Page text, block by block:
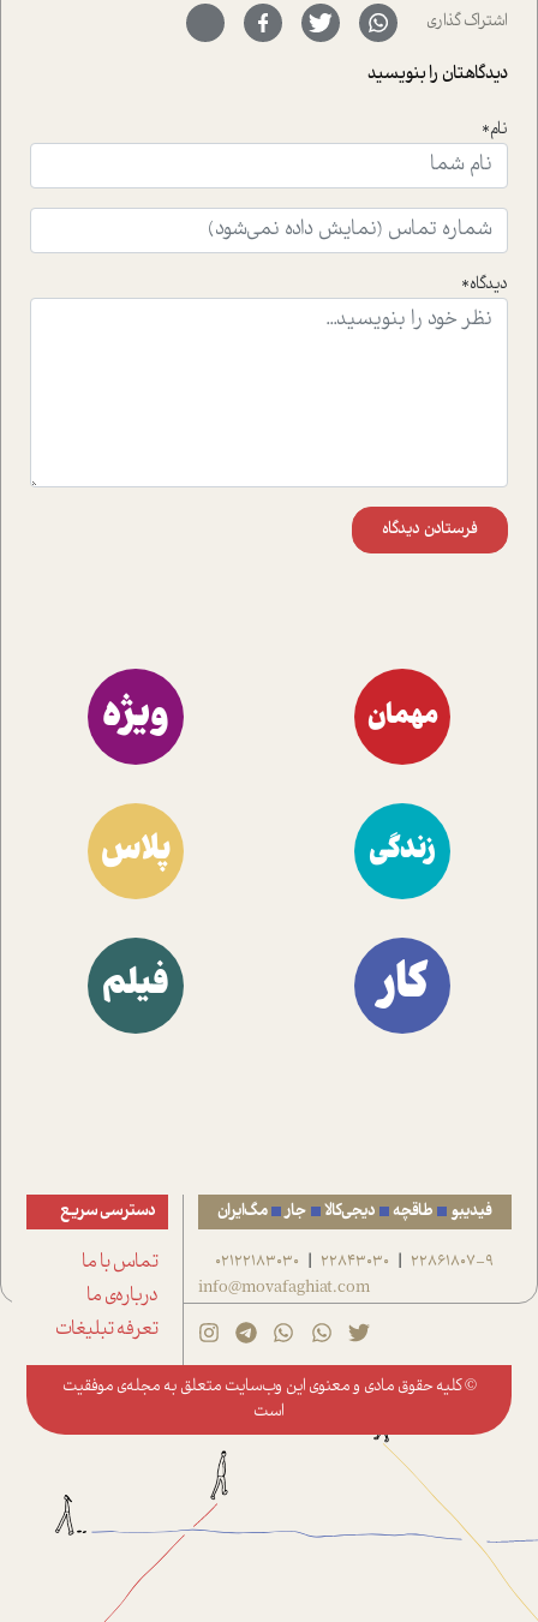
سر نهاده است و نیز کرامت عزیز زاده؛ سفیر صلح و دوستی که
با رکاب زدن در بیش از هفتاد کشور و کاشتن درخت، به نماد
حمایت از محیط زیست و منابع طبیعی تبدیل گشته
است.فصل روایت اجنبی ها در این شماره به دو موضوع
ای که به زندگی شگفت انگیز جین گودال و تاثیرات کاوش های
ایشان در حوزه ی شامپانزه ها بر زندگی امروزی ما نگاهی
افکنده است.فصل اتاق 333 شما را پای صحبت یک تجربه ی
واقعی در ارتباط با اختلال شخصیت اسکزوئید و مشکلات و نیز
راهکارهای حل آن قرار می دهد که در اتاق درمان اتفاق افتاده
موثرترین راهکارهای استفاده از هوش مصنوعی در حوزه های
اشتراک گذاری
دیدگاهتان را بنویسید
نام*
دیدگاه*
فرستادن دیدگاه
مهمان ویژه
زندگی پلاس
کار فیلم
فیدیبو طاقچه دیجی‌کالا جار مگ‌ایران
22861807-9
|
22843030
|
02122183030
info@movafaghiat.com
دسترسی سریع
تماس با ما
درباره‌ی ما
تعرفه تبلیغات
© کلیه حقوق مادی و معنوی این وب‌سایت متعلق به مجله‌ی موفقیت
است